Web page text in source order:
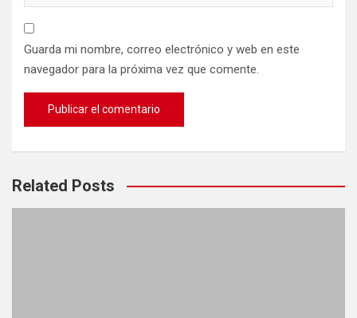
Guarda mi nombre, correo electrónico y web en este
navegador para la próxima vez que comente.
Related Posts